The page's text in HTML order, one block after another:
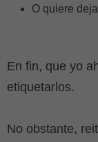
O quiere
En fin, que yo
etiquetarlos.
No obstante,